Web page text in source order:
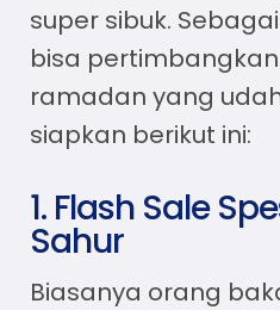
super sibuk.
bisa
ramadan yang
siapkan berikut ini:
1. Flash Sale
Sahur
Biasanya orang